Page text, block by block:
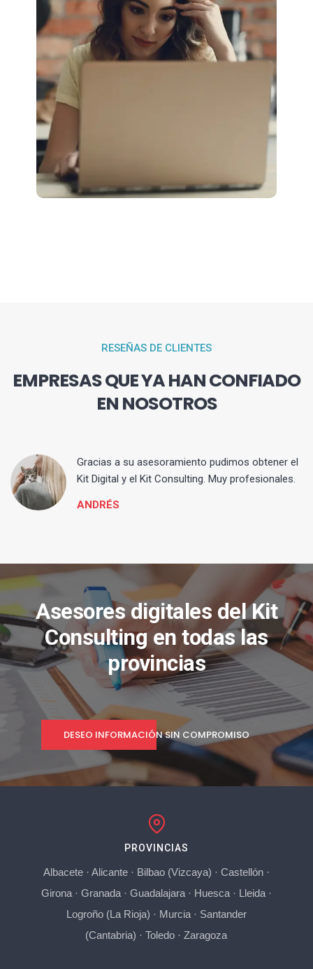
RESEÑAS DE CLIENTES
EMPRESAS QUE YA HAN CONFIADO
EN NOSOTROS
Gracias a su asesoramiento pudimos obtener el
Kit Digital y el Kit Consulting. Muy profesionales.
ANDRÉS
Asesores digitales del Kit
Consulting en todas las
provincias
DESEO INFORMACIÓN SIN COMPROMISO
PROVINCIAS
Albacete· Alicante· Bilbao (Vizcaya) · Castellón·
Girona· Granada· Guadalajara· Huesca· Lleida·
Logroño (La Rioja) · Murcia· Santander
(Cantabria) ·Toledo ·Zaragoza